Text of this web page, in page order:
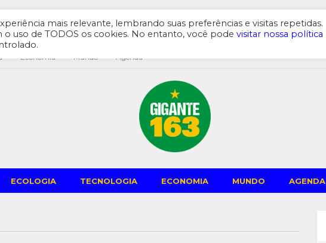
Economia Mundo Agenda
ECOLOGIA TECNOLOGIA ECONOMIA MUNDO AGENDA
mais relevante, lembrando suas preferências e visitas repetidas.
uso de TODOS os cookies. No entanto, você pode visitar nossa política